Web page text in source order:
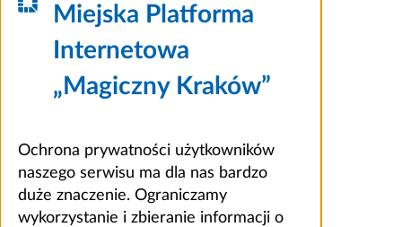
Miejska Platforma
Internetowa
„Magiczny Kraków”
Ochrona prywatności użytkowników
naszego serwisu ma dla nas bardzo
duże znaczenie. Ograniczamy
wykorzystanie i zbieranie informacji o